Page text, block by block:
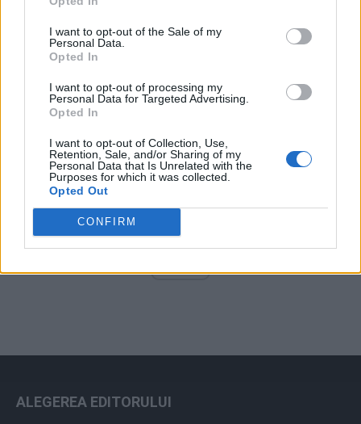
I want to opt-out of the Sale of my
Personal Data.
Opted In
I want to opt-out of processing my
Personal Data for Targeted Advertising.
Opted In
I want to opt-out of Collection, Use,
Retention, Sale, and/or Sharing of my
Personal Data that Is Unrelated with the
Purposes for which it was collected.
Opted Out
CONFIRM
Arată rezultatele
ad
ALEGEREA EDITORULUI